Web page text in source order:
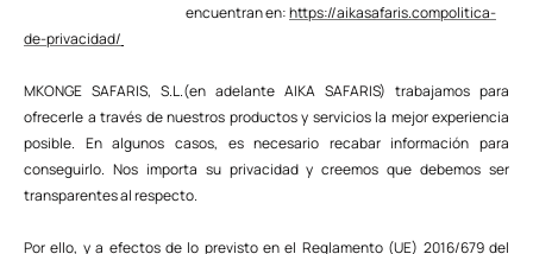
encuentran en:https://aikasafaris.compolitica-
de-privacidad/
MKONGE SAFARIS, S.L.(en adelante AIKA SAFARIS) trabajamos para
ofrecerle a través de nuestros productos y servicios la mejor experiencia
posible. En algunos casos, es necesario recabar información para
conseguirlo. Nos importa su privacidad y creemos que debemos ser
transparentes al respecto.
Por ello, y a efectos de lo previsto en el Reglamento (UE) 2016/679 del